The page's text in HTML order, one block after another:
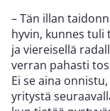
– Tän illan
hyvin, kunnes
ja viereisellä
verran pahasti
Ei se aina
yritystä